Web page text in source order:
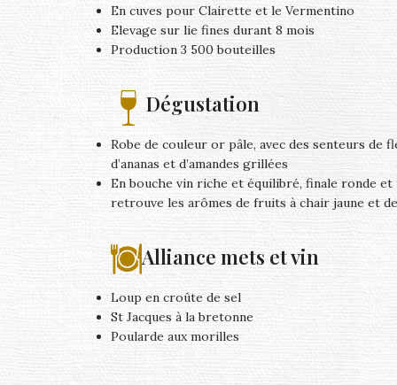
En cuves pour Clairette et le Vermentino
Elevage sur lie fines durant 8 mois
Production 3 500 bouteilles
Dégustation
Robe de couleur or pâle, avec des senteurs de
d’ananas et d’amandes grillées
En bouche vin riche et équilibré, finale ronde et
retrouve les arômes de fruits à chair jaune et
Alliance mets et vin
Loup en croûte de sel
St Jacques à la bretonne
Poularde aux morilles